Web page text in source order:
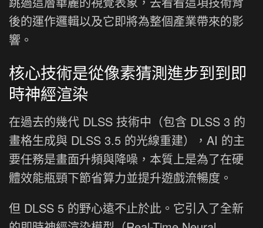
後的運作邏輯以及它即將為整個產業帶來的影
響。
核心技術是從像素猜測進步到到即
時神經渲染
在過去的幾代 DLSS 技術中（包含 DLSS 3 的
畫格生成與 DLSS 3.5 的光線重建），AI 的主
要任務是畫面升頻與降噪，本質上是為了在硬
體效能瓶頸下節省算力並提升遊戲流暢度。
但 DLSS 5 的野心遠不止於此。它引入了全新